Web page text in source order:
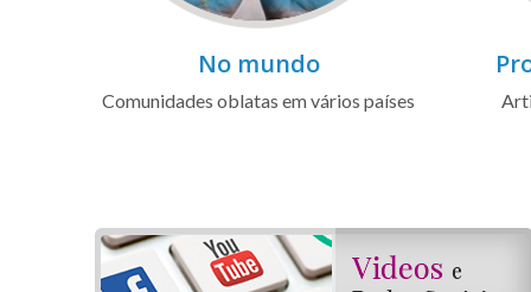
No mundo
Comunidades oblatas em vários países